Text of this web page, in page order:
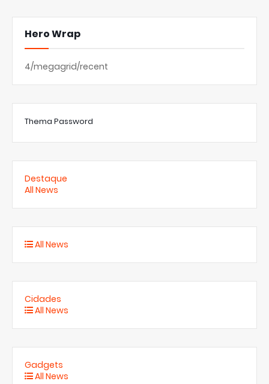
Hero Wrap
4/megagrid/recent
Thema Password
Destaque
All News
All News
Cidades
All News
Gadgets
All News